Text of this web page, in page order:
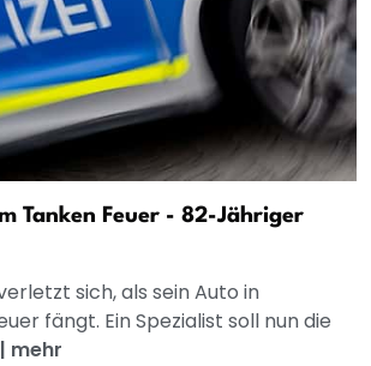
Tanken Feuer - 82-Jähriger
sich, als sein Auto in
fängt. Ein Spezialist soll nun die
| mehr